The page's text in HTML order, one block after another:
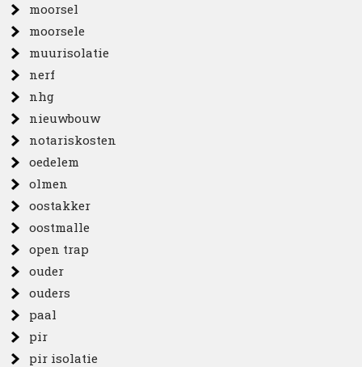
moorsel
moorsele
muurisolatie
nerf
nhg
nieuwbouw
notariskosten
oedelem
olmen
oostakker
oostmalle
open trap
ouder
ouders
paal
pir
pir isolatie